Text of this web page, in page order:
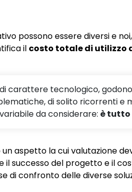
possono essere diversi e
il costo totale di utilizzo
carattere tecnologico,
di solito ricorrenti e
da considerare: è tutto
aspetto la cui valutazione
il successo del progetto e il
di confronto delle diverse